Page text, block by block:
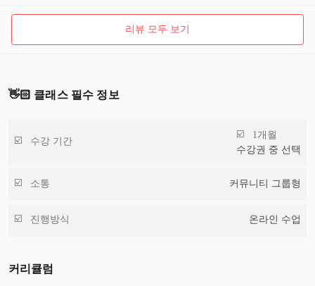
리뷰 모두 보기
👋🏻 클래스 필수 정보
수강 기간
1개월
수강권 중 선택
소통 커뮤니티 그룹형
진행방식 온라인 수업
커리큘럼